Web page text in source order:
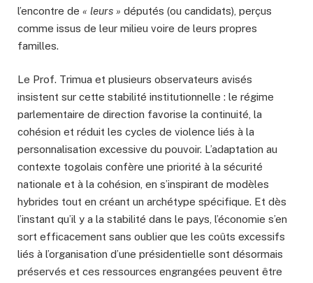
l’encontre de « leurs » députés (ou candidats), perçus
comme issus de leur milieu voire de leurs propres
familles.
Le Prof. Trimua et plusieurs observateurs avisés
insistent sur cette stabilité institutionnelle : le régime
parlementaire de direction favorise la continuité, la
cohésion et réduit les cycles de violence liés à la
personnalisation excessive du pouvoir. L’adaptation au
contexte togolais confère une priorité à la sécurité
nationale et à la cohésion, en s’inspirant de modèles
hybrides tout en créant un archétype spécifique. Et dès
l’instant qu’il y a la stabilité dans le pays, l’économie s’en
sort efficacement sans oublier que les coûts excessifs
liés à l’organisation d’une présidentielle sont désormais
préservés et ces ressources engrangées peuvent être